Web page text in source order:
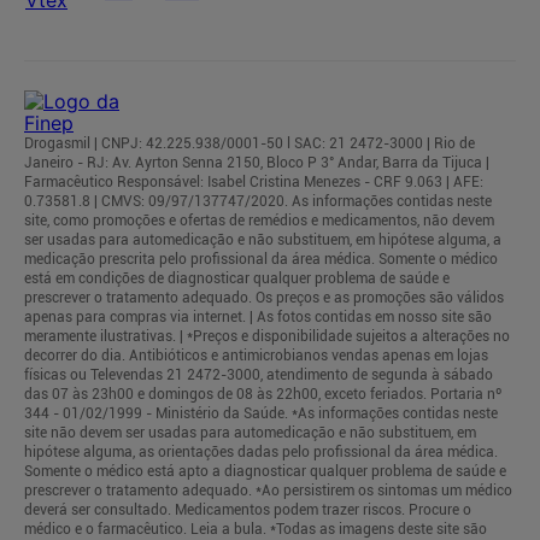
Drogasmil | CNPJ: 42.225.938/0001-50 l SAC: 21 2472-3000 | Rio de
Janeiro - RJ: Av. Ayrton Senna 2150, Bloco P 3° Andar, Barra da Tijuca |
Farmacêutico Responsável: Isabel Cristina Menezes - CRF 9.063 | AFE:
0.73581.8 | CMVS: 09/97/137747/2020. As informações contidas neste
site, como promoções e ofertas de remédios e medicamentos, não devem
ser usadas para automedicação e não substituem, em hipótese alguma, a
medicação prescrita pelo profissional da área médica. Somente o médico
está em condições de diagnosticar qualquer problema de saúde e
prescrever o tratamento adequado. Os preços e as promoções são válidos
apenas para compras via internet. | As fotos contidas em nosso site são
meramente ilustrativas. | *Preços e disponibilidade sujeitos a alterações no
decorrer do dia. Antibióticos e antimicrobianos vendas apenas em lojas
físicas ou Televendas 21 2472-3000, atendimento de segunda à sábado
das 07 às 23h00 e domingos de 08 às 22h00, exceto feriados. Portaria nº
344 - 01/02/1999 - Ministério da Saúde. *As informações contidas neste
site não devem ser usadas para automedicação e não substituem, em
hipótese alguma, as orientações dadas pelo profissional da área médica.
Somente o médico está apto a diagnosticar qualquer problema de saúde e
prescrever o tratamento adequado. *Ao persistirem os sintomas um médico
deverá ser consultado. Medicamentos podem trazer riscos. Procure o
médico e o farmacêutico. Leia a bula. *Todas as imagens deste site são